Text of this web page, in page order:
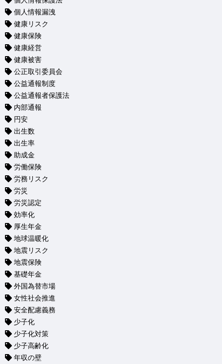
個人情報漏洩
健康リスク
健康保険
健康経営
健康被害
公正取引委員会
公益通報制度
公益通報者保護法
内部通報
円安
出生数
出生率
助成金
労働保険
労務リスク
労災
労災認定
効率化
厚生年金
地球温暖化
地震リスク
地震保険
基礎年金
外国為替市場
女性社会推進
安全配慮義務
少子化
少子化対策
少子高齢化
年収の壁